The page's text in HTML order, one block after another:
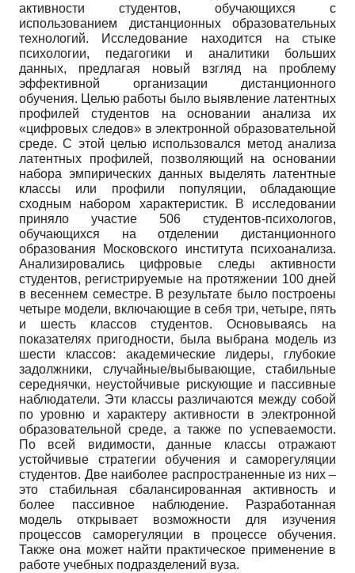
активности студентов, обучающихся с
использованием дистанционных образовательных
технологий. Исследование находится на стыке
психологии, педагогики и аналитики больших
данных, предлагая новый взгляд на проблему
эффективной организации дистанционного
обучения. Целью работы было выявление латентных
профилей студентов на основании анализа их
«цифровых следов» в электронной образовательной
среде. С этой целью использовался метод анализа
латентных профилей, позволяющий на основании
набора эмпирических данных выделять латентные
классы или профили популяции, обладающие
сходным набором характеристик. В исследовании
приняло участие 506 студентов-психологов,
обучающихся на отделении дистанционного
образования Московского института психоанализа.
Анализировались цифровые следы активности
студентов, регистрируемые на протяжении 100 дней
в весеннем семестре. В результате было построены
четыре модели, включающие в себя три, четыре, пять
и шесть классов студентов. Основываясь на
показателях пригодности, была выбрана модель из
шести классов: академические лидеры, глубокие
задолжники, случайные/выбывающие, стабильные
середнячки, неустойчивые рискующие и пассивные
наблюдатели. Эти классы различаются между собой
по уровню и характеру активности в электронной
образовательной среде, а также по успеваемости.
По всей видимости, данные классы отражают
устойчивые стратегии обучения и саморегуляции
студентов. Две наиболее распространенные из них –
это стабильная сбалансированная активность и
более пассивное наблюдение. Разработанная
модель открывает возможности для изучения
процессов саморегуляции в процессе обучения.
Также она может найти практическое применение в
работе учебных подразделений вуза.